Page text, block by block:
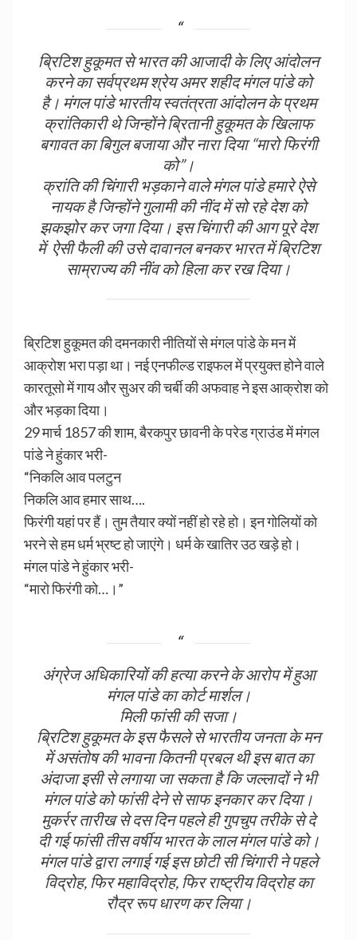
ब्रिटिश हुकूमत से भारत की आजादी के लिए आंदोलन
करने का सर्वप्रथम श्रेय अमर शहीद मंगल पांडे को
है। मंगल पांडे भारतीय स्वतंत्रता आंदोलन के प्रथम
क्रांतिकारी थे जिन्होंने ब्रितानी हुकूमत के खिलाफ
बगावत का बिगुल बजाया और नारा दिया “मारो फिरंगी
को”।
क्रांति की चिंगारी भड़काने वाले मंगल पांडे हमारे ऐसे
नायक है जिन्होंने गुलामी की नींद में सो रहे देश को
झकझोर कर जगा दिया। इस चिंगारी की आग पूरे देश
में ऐसी फैली की उसे दावानल बनकर भारत में ब्रिटिश
साम्राज्य की नींव को हिला कर रख दिया।
ब्रिटिश हुकूमत की दमनकारी नीतियों से मंगल पांडे के मन में
आक्रोश भरा पड़ा था। नई एनफील्ड राइफल में प्रयुक्त होने वाले
कारतूसो में गाय और सुअर की चर्बी की अफवाह ने इस आक्रोश को
और भड़का दिया।
29 मार्च 1857 की शाम, बैरकपुर छावनी के परेड ग्राउंड में मंगल
पांडे ने हुंकार भरी-
“निकलि आव पलटुन
निकलि आव हमार साथ….
फिरंगी यहां पर हैं। तुम तैयार क्यों नहीं हो रहे हो। इन गोलियों को
भरने से हम धर्म भ्रष्ट हो जाएंगे। धर्म के खातिर उठ खड़े हो।
मंगल पांडे ने हुंकार भरी-
“मारो फिरंगी को…।”
अंग्रेज अधिकारियों की हत्या करने के आरोप में हुआ
मंगल पांडे का कोर्ट मार्शल।
मिली फांसी की सजा।
ब्रिटिश हुकूमत के इस फैसले से भारतीय जनता के मन
में असंतोष की भावना कितनी प्रबल थी इस बात का
अंदाजा इसी से लगाया जा सकता है कि जल्लादों ने भी
मंगल पांडे को फांसी देने से साफ इनकार कर दिया।
मुकर्रर तारीख से दस दिन पहले ही गुपचुप तरीके से दे
दी गई फांसी तीस वर्षीय भारत के लाल मंगल पांडे को।
मंगल पांडे द्वारा लगाई गई इस छोटी सी चिंगारी ने पहले
विद्रोह, फिर महाविद्रोह, फिर राष्ट्रीय विद्रोह का
रौद्र रूप धारण कर लिया।